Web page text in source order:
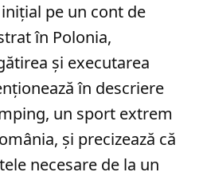
pe un cont de
în Polonia,
și executarea
în descriere
un sport extrem
și precizează că
necesare de la un